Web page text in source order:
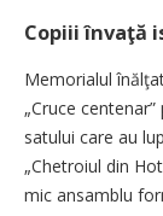
Copiii învaţă
Memorialul
„Cruce
satului care au
„Chetroiul din
mic ansamblu